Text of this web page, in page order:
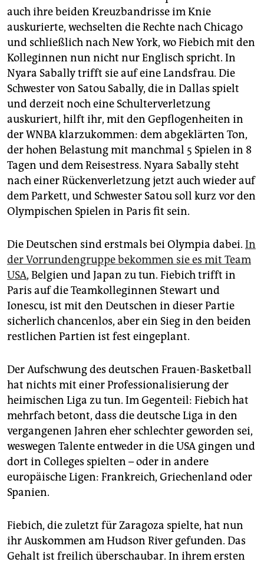
auch ihre beiden Kreuzbandrisse im Knie
auskurierte, wechselten die Rechte nach Chicago
und schließlich nach New York, wo Fiebich mit den
Kolleginnen nun nicht nur Englisch spricht. In
Nyara Sabally trifft sie auf eine Landsfrau. Die
Schwester von Satou Sabally, die in Dallas spielt
und derzeit noch eine Schulterverletzung
auskuriert, hilft ihr, mit den Gepflogenheiten in
der WNBA klarzukommen: dem abgeklärten Ton,
der hohen Belastung mit manchmal 5 Spielen in 8
Tagen und dem Reisestress. Nyara Sabally steht
nach einer Rückenverletzung jetzt auch wieder auf
dem Parkett, und Schwester Satou soll kurz vor den
Olympischen Spielen in Paris fit sein.
Die Deutschen sind erstmals bei Olympia dabei. In
der Vorrundengruppe bekommen sie es mit Team
USA, Belgien und Japan zu tun. Fiebich trifft in
Paris auf die Teamkolleginnen Stewart und
Ionescu, ist mit den Deutschen in dieser Partie
sicherlich chancenlos, aber ein Sieg in den beiden
restlichen Partien ist fest eingeplant.
Der Aufschwung des deutschen Frauen-Basketball
hat nichts mit einer Professionalisierung der
heimischen Liga zu tun. Im Gegenteil: Fiebich hat
mehrfach betont, dass die deutsche Liga in den
vergangenen Jahren eher schlechter geworden sei,
weswegen Talente entweder in die USA gingen und
dort in Colleges spielten – oder in andere
europäische Ligen: Frankreich, Griechenland oder
Spanien.
Fiebich, die zuletzt für Zaragoza spielte, hat nun
ihr Auskommen am Hudson River gefunden. Das
Gehalt ist freilich überschaubar. In ihrem ersten